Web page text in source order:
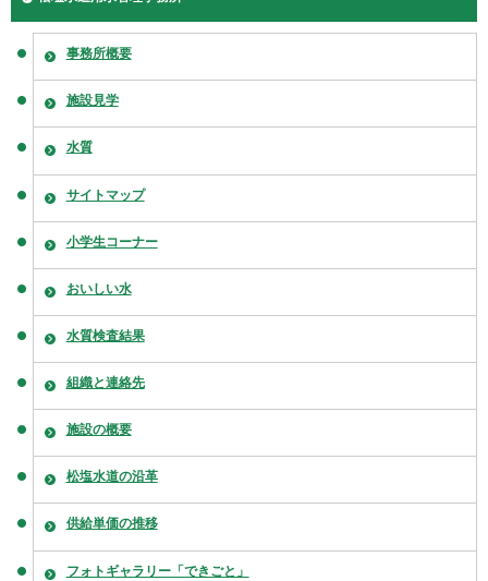
事務所概要
施設見学
水質
サイトマップ
小学生コーナー
おいしい水
水質検査結果
組織と連絡先
施設の概要
松塩水道の沿革
供給単価の推移
フォトギャラリー「できごと」